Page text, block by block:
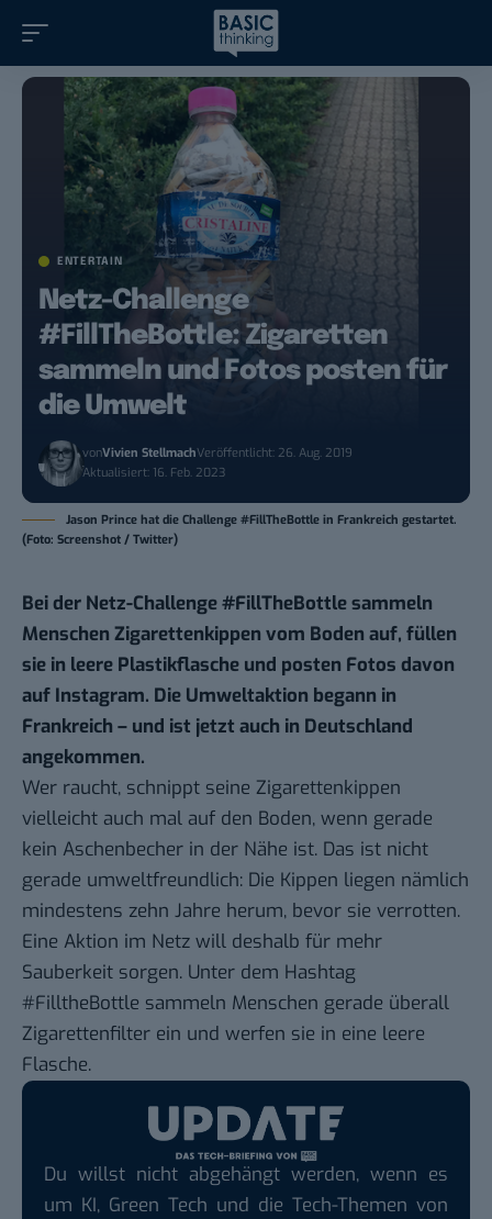
ENTERTAIN
Netz-Challenge
#FillTheBottle: Zigaretten
sammeln und Fotos posten für
die Umwelt
vonVivien StellmachVeröffentlicht: 26. Aug. 2019
Aktualisiert: 16. Feb. 2023
Jason Prince hat die Challenge #FillTheBottle in Frankreich gestartet.
(Foto: Screenshot / Twitter)
Bei der Netz-Challenge #FillTheBottle sammeln
Menschen Zigarettenkippen vom Boden auf, füllen
sie in leere Plastikflasche und posten Fotos davon
auf Instagram. Die Umweltaktion begann in
Frankreich – und ist jetzt auch in Deutschland
angekommen.
Wer raucht, schnippt seine Zigarettenkippen
vielleicht auch mal auf den Boden, wenn gerade
kein Aschenbecher in der Nähe ist. Das ist nicht
gerade umweltfreundlich: Die Kippen liegen nämlich
mindestens zehn Jahre herum, bevor sie verrotten.
Eine Aktion im Netz will deshalb für mehr
Sauberkeit sorgen. Unter dem Hashtag
#FilltheBottle sammeln Menschen gerade überall
Zigarettenfilter ein und werfen sie in eine leere
Flasche.
Du willst nicht abgehängt werden, wenn es
um KI, Green Tech und die Tech-Themen von